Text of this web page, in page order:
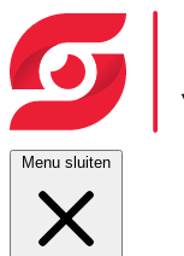
Menu sluiten